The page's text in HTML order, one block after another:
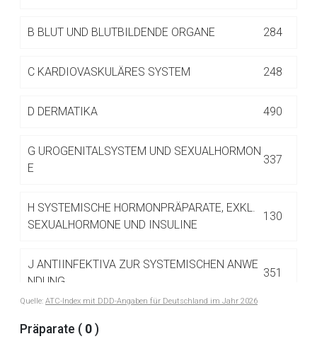
B BLUT UND BLUTBILDENDE ORGANE 284
C KARDIOVASKULÄRES SYSTEM 248
D DERMATIKA 490
G UROGENITALSYSTEM UND SEXUALHORMON
E
337
H SYSTEMISCHE HORMONPRÄPARATE, EXKL.
SEXUALHORMONE UND INSULINE
130
J ANTIINFEKTIVA ZUR SYSTEMISCHEN ANWE
NDUNG
351
ANTINEOPLASTISCHE UND IMMUNMODULIE
RENDE MITTEL
Quelle: ATC-Index mit DDD-Angaben für Deutschland im Jahr 2026
Präparate ( 0 )
Seite. Für die Inhalte der externen Web-Seite ist deren
Datenschutzbestimmungen.
Zur Seite